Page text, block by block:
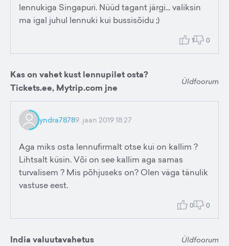
lennukiga Singapuri. Nüüd tagant järgi... valiksin
ma igal juhul lennuki kui bussisõidu ;)
1 0
Kas on vahet kust lennupilet osta?
Tickets.ee, Mytrip.com jne
Üldfoorum
yndra78789. jaan 2019 18:27
Aga miks osta lennufirmalt otse kui on kallim ?
Lihtsalt küsin. Või on see kallim aga samas
turvalisem ? Mis põhjuseks on? Olen väga tänulik
vastuse eest.
0 0
India valuutavahetus Üldfoorum